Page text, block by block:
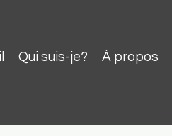
Qui suis-je? À propos